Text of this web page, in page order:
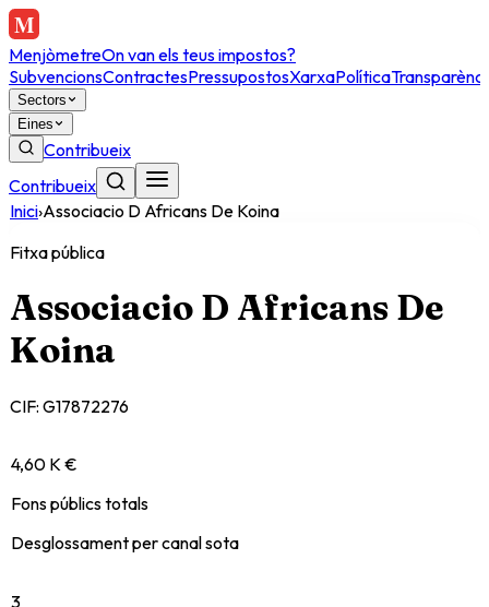
MenjòmetreOn van els teus impostos?
SubvencionsContractesPressupostosXarxaPolítica
Sectors
Eines
Contribueix
Contribueix
Inici›Associacio D Africans De Koina
Fitxa pública
Associacio D Africans De
Koina
CIF: G17872276
4,60 K €
Fons públics totals
Desglossament per canal sota
3